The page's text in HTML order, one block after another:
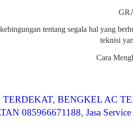
tentang segala hal yang
teknisi
Cara
TERDEKAT, BENGKEL AC
085966671188, Jasa